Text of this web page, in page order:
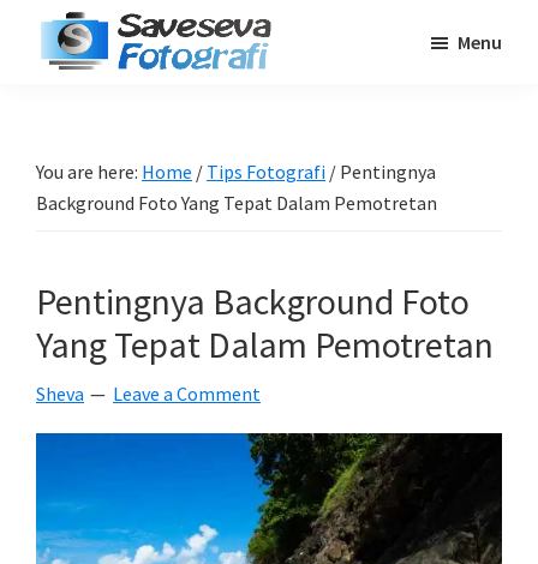
Pemula
-
Tutorial
-
Berita
-
Traveling
Menu
You are here: Home / Tips Fotografi / Pentingnya
Background Foto Yang Tepat Dalam Pemotretan
Pentingnya Background Foto
Yang Tepat Dalam Pemotretan
Sheva Leave a Comment